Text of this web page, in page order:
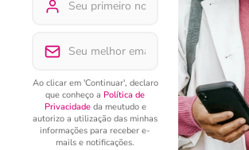
Ao clicar em 'Continuar', declaro
que conheço a Política de
Privacidadeda meutudo e
autorizo a utilização das minhas
informações para receber e-
mails e notificações.